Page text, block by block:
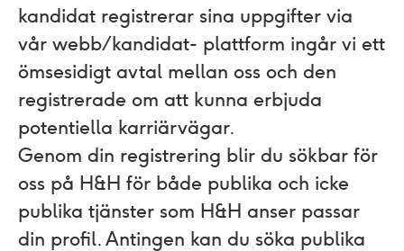
kandidat registrerar sina uppgifter via
vår webb/kandidat- plattform ingår vi ett
ömsesidigt avtal mellan oss och den
registrerade om att kunna erbjuda
potentiella karriärvägar.
Genom din registrering blir du sökbar för
oss på H&H för både publika och icke
publika tjänster som H&H anser passar
din profil. Antingen kan du söka publika